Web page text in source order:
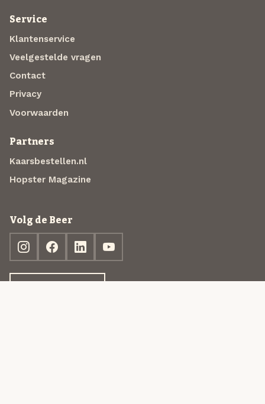
Service
Klantenservice
Veelgestelde vragen
Contact
Privacy
Voorwaarden
Partners
Kaarsbestellen.nl
Hopster Magazine
Volg de Beer